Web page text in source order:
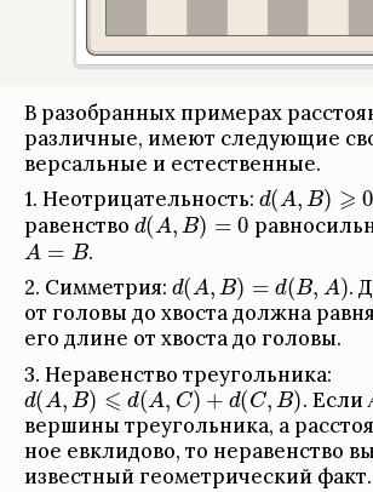
В разо­бран­ных при­ме­рах
раз­лич­ные, имеют сле­дующие
вер­саль­ные и есте­ствен­ные.
1. Неот­рица­тель­ность:
равен­ство
.
2. Симмет­рия:
.
от головы до хво­ста должна
его длине от хво­ста до головы.
3. Нера­вен­ство тре­уголь­ника:
. Если
вершины тре­уголь­ника, а
ное евкли­дово, то нера­вен­ство
извест­ный геомет­ри­че­ский факт.